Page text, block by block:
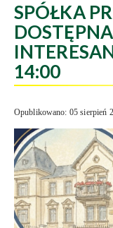
SPÓŁKA
14:00
Opublikowano: 05 sierpień